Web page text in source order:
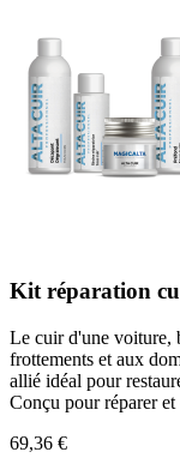
Kit réparation
Le cuir d'une voiture,
frottements et aux
allié idéal pour
Conçu pour réparer et
69,36 €